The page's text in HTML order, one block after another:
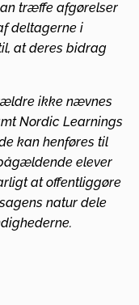
træffe afgørelser
deltagerne i
at deres bidrag
ikke nævnes
Nordic Learnings
kan henføres til
elever
at offentliggøre
natur dele